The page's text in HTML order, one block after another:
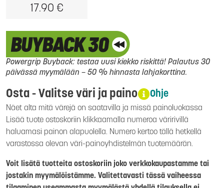
17.90 €
Powergrip Buyback: testaa uusi kiekko riskittä! Palautus 30
päivässä myymälään – 50 % hinnasta lahjakorttina.
Osta - Valitse väri ja paino Ohje
Näet alta mitä värejä on saatavilla ja missä painoluokassa
Lisää tuote ostoskoriin klikkaamalla numeroa väririvillä
haluamasi painon alapuolella. Numero kertoo tällä hetkellä
varastossa olevan väri-painoyhdistelmän tuotemäärän.
Voit lisätä tuotteita ostoskoriin joko verkkokaupastamme tai
jostakin myymälöistämme. Valitettavasti tässä vaiheessa